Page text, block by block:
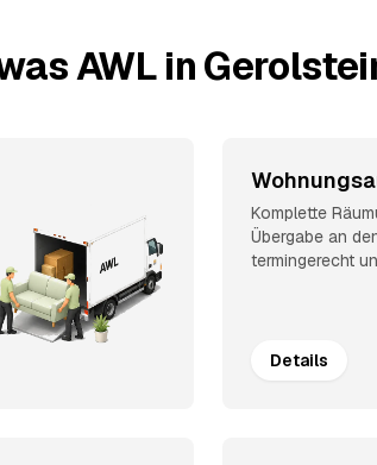
AWL in
Komplette
Übergabe an
termingerecht
Details